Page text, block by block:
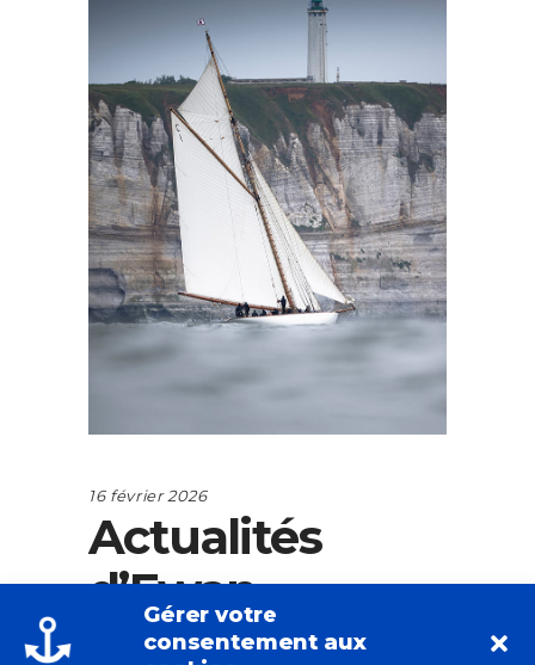
Gérer votre
consentement aux
16 février 2026
Actualités
d’Ewan
Lebourdais.